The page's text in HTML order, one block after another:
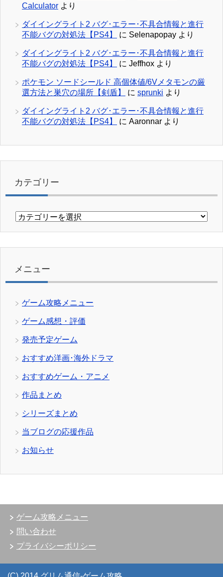
Calculator より
ダイイングライト2 バグ･エラー･不具合情報と進行
不能バグの対処法【PS4】
に Selenapopay より
ダイイングライト2 バグ･エラー･不具合情報と進行
不能バグの対処法【PS4】
に Jeffhox より
ポケモン ソードシールド 高個体値/6Vメタモンの厳
選方法と巣穴の場所【剣盾】
に sprunki より
ダイイングライト2 バグ･エラー･不具合情報と進行
不能バグの対処法【PS4】
に Aaronnar より
カテゴリー
カ
リ
メニュー
ゲーム攻略メニュー
ゲーム感想・評価
発売予定ゲーム
おすすめ洋画･海外ドラマ
おすすめゲーム・アニメ
作品まとめ
シリーズまとめ
当ブログの応援作品
お知らせ
ゲーム攻略メニュー
問い合わせ
プライバシーポリシー